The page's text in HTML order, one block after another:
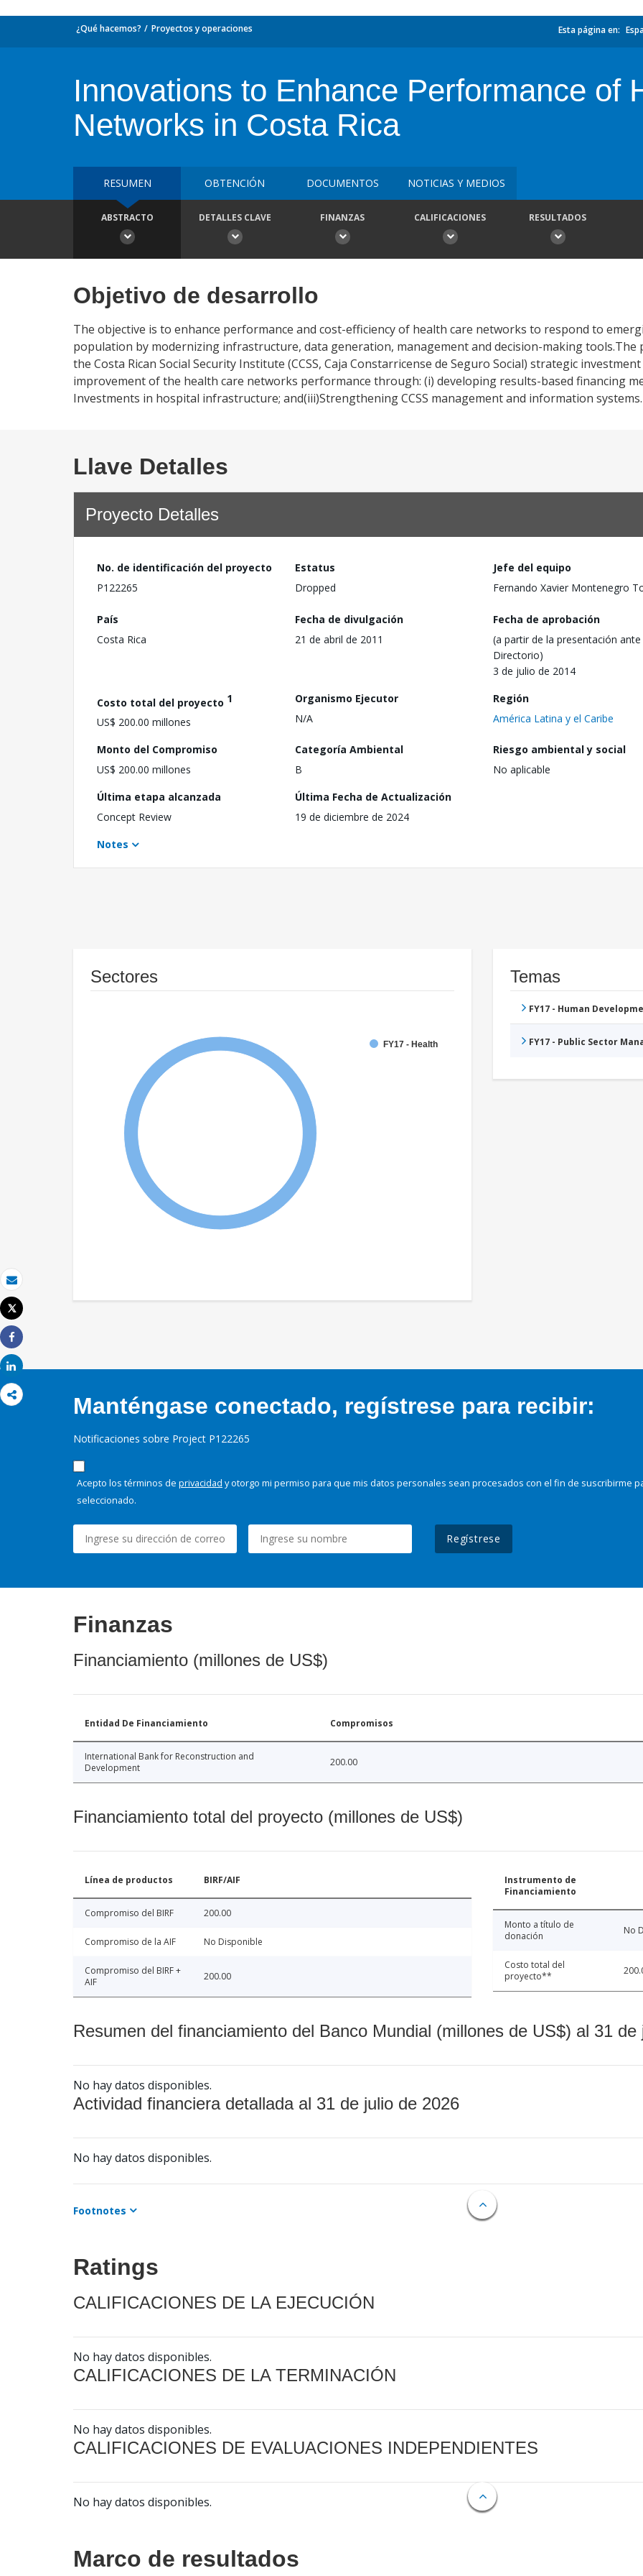
Correo electrónico
Imprimir
Tweet
Share
Share
¿Qué hacemos? Proyectos y operaciones Esta página en:
Innovations to Enhance Performance of
Networks in Costa Rica
RESUMEN OBTENCIÓN DOCUMENTOS NOTICIAS Y MEDIOS
ABSTRACTO DETALLES CLAVE FINANZAS CALIFICACIONES RESULTADOS
Objetivo de desarrollo
The objective is to enhance performance and cost-efficiency of health care networks to respond to
population by modernizing infrastructure, data generation, management and decision-making
the Costa Rican Social Security Institute (CCSS, Caja Constarricense de Seguro Social) strategic
improvement of the health care networks performance through: (i) developing results-based financing
Investments in hospital infrastructure; and(iii)Strengthening CCSS management and information systems.
Llave Detalles
Proyecto Detalles
No. de identificación del proyecto
P122265
Estatus
Dropped
Jefe del equipo
Fernando Xavier Montenegro
País
Costa Rica
Fecha de divulgación
21 de abril de 2011
Fecha de aprobación
(a partir de la presentación ante
Directorio)
3 de julio de 2014
Costo total del proyecto 1
US$ 200.00 millones
Organismo Ejecutor
N/A
Región
América Latina y el Caribe
Monto del Compromiso
US$ 200.00 millones
Categoría Ambiental
B
Riesgo ambiental y social
No aplicable
Última etapa alcanzada
Concept Review
Última Fecha de Actualización
19 de diciembre de 2024
Notes
Sectores
FY17 - Health
Temas
FY17 - Human
FY17 - Public Sector
Manténgase conectado, regístrese para recibir:
Notificaciones sobre Project P122265
Acepto los términos de privacidad y otorgo mi permiso para que mis datos personales sean procesados con el fin de suscribirme
seleccionado.
Regístrese
Finanzas
Financiamiento (millones de US$)
Entidad De Financiamiento Compromisos
International Bank for Reconstruction and
Development
200.00
Financiamiento total del proyecto (millones de US$)
Línea de productos BIRF/AIF
Compromiso del BIRF 200.00
Compromiso de la AIF No Disponible
Compromiso del BIRF +
AIF
200.00
Instrumento de
Financiamiento
Monto a título de
donación
No
Costo total del
proyecto**
Resumen del financiamiento del Banco Mundial (millones de US$) al 31 de
No hay datos disponibles.
Actividad financiera detallada al 31 de julio de 2026
No hay datos disponibles.
Footnotes
Ratings
CALIFICACIONES DE LA EJECUCIÓN
No hay datos disponibles.
CALIFICACIONES DE LA TERMINACIÓN
No hay datos disponibles.
CALIFICACIONES DE EVALUACIONES INDEPENDIENTES
No hay datos disponibles.
Marco de resultados